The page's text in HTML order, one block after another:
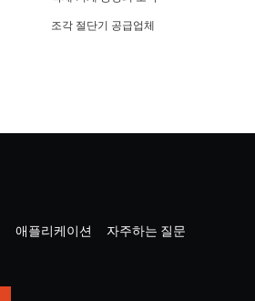
조각 절단기 공급업체
애플리케이션
자주하는 질문